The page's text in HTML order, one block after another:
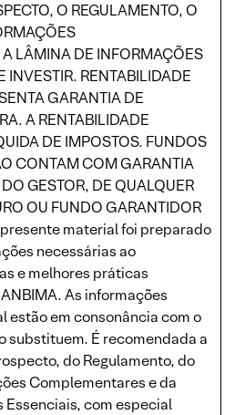
O REGULAMENTO, O
LÂMINA DE INFORMAÇÕES
INVESTIR. RENTABILIDADE
GARANTIA DE
A RENTABILIDADE
DE IMPOSTOS. FUNDOS
CONTAM COM GARANTIA
GESTOR, DE QUALQUER
OU FUNDO GARANTIDOR
presente material foi preparado
necessárias ao
e melhores práticas
As informações
estão em consonância com o
substituem. É recomendada a
do Regulamento, do
Complementares e da
Essenciais, com especial